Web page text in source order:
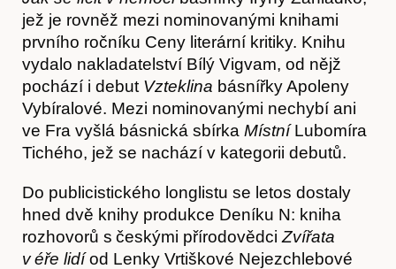
Časopis
Hostcast
jež je rovněž mezi nominovanými knihami
prvního ročníku Ceny literární kritiky. Knihu
vydalo nakladatelství Bílý Vigvam, od nějž
pochází i debut Vzteklina básnířky Apoleny
Vybíralové. Mezi nominovanými nechybí ani
ve Fra vyšlá básnická sbírka MístníLubomíra
Tichého, jež se nachází v kategorii debutů.
Do publicistického longlistu se letos dostaly
hned dvě knihy produkce Deníku N: kniha
rozhovorů s českými přírodovědci Zvířata
v éře lidíod Lenky Vrtiškové Nejezchlebové